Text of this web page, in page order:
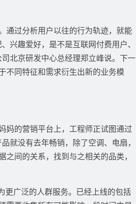
过分析用户以往的行为轨迹，就能
兴趣爱好，是不是互联网付费用户、
北京研发中心总经理郑立峰说。下一
不同特征和需求衍生出新的业务模
的营销平台上，工程师正试图通过
就没有去年畅销，除了空调、电扇，
间的关系，找到与之相关的品类，
广泛的人群服务。已经上线的包括